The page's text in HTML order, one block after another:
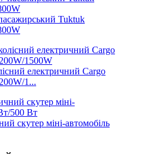
Tuktuk
електричний Cargo
1...
скутер міні-автомобіль